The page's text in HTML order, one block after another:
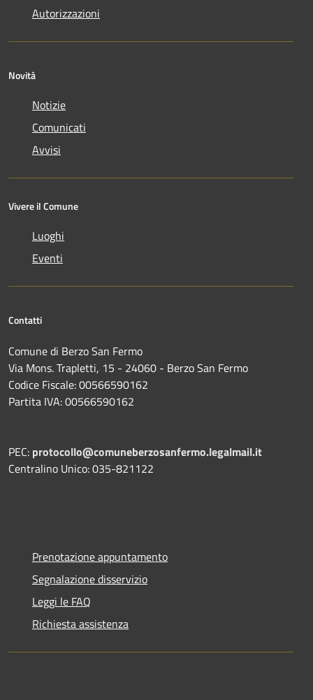
Autorizzazioni
Novità
Notizie
Comunicati
Avvisi
Vivere il Comune
Luoghi
Eventi
Contatti
Comune di Berzo San Fermo
Via Mons. Trapletti, 15 - 24060 - Berzo San Fermo
Codice Fiscale: 00566590162
Partita IVA: 00566590162
PEC: protocollo@comuneberzosanfermo.legalmail.it
Centralino Unico: 035-821122
Prenotazione appuntamento
Segnalazione disservizio
Leggi le FAQ
Richiesta assistenza